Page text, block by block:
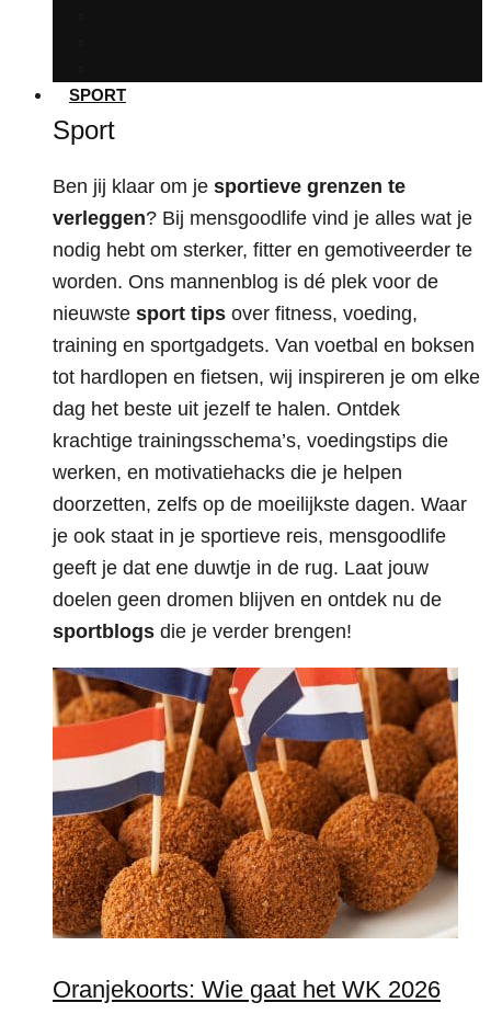
SPORT
Sport
Ben jij klaar om je sportieve grenzen te
verleggen? Bij mensgoodlife vind je alles wat je
nodig hebt om sterker, fitter en gemotiveerder te
worden. Ons mannenblog is dé plek voor de
nieuwste sport tips over fitness, voeding,
training en sportgadgets. Van voetbal en boksen
tot hardlopen en fietsen, wij inspireren je om elke
dag het beste uit jezelf te halen. Ontdek
krachtige trainingsschema’s, voedingstips die
werken, en motivatiehacks die je helpen
doorzetten, zelfs op de moeilijkste dagen. Waar
je ook staat in je sportieve reis, mensgoodlife
geeft je dat ene duwtje in de rug. Laat jouw
doelen geen dromen blijven en ontdek nu de
sportblogs die je verder brengen!
Oranjekoorts: Wie gaat het WK 2026